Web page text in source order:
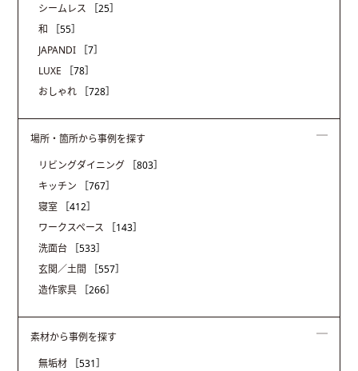
シームレス
［25］
和
［55］
JAPANDI
［7］
LUXE
［78］
おしゃれ
［728］
場所・箇所から事例を探す
リビングダイニング
［803］
キッチン
［767］
寝室
［412］
ワークスペース
［143］
洗面台
［533］
玄関／土間
［557］
造作家具
［266］
素材から事例を探す
無垢材
［531］